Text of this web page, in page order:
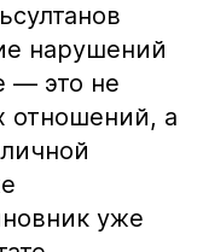
нарушений
— это не
отношений, а
уже